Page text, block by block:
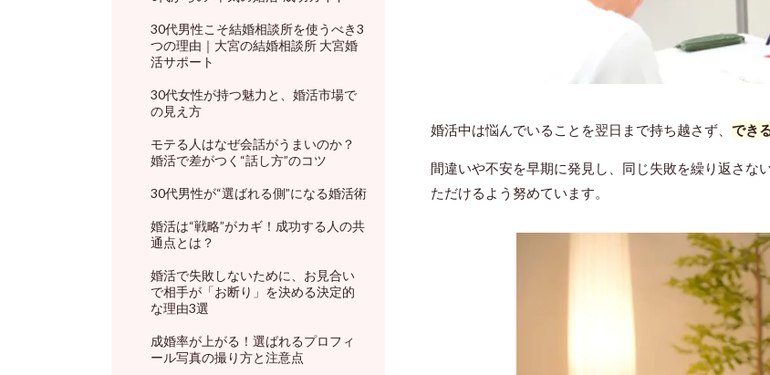
婚活中は悩んでいることを翌日まで持ち越さず、 でき
間違いや不安を早期に発見 し、同じ失敗を繰り返さな
ただけるよう努めています。
30代男性こそ結婚相談所を使うべき3
つの理由｜大宮の結婚相談所 大宮婚
活サポート
30代女性が持つ魅力と、婚活市場で
の見え方
モテる人はなぜ会話がうまいのか？
婚活で差がつく“話し方”のコツ
30代男性が“選ばれる側”になる婚活術
婚活は“戦略”がカギ！成功する人の共
通点とは？
婚活で失敗しないために、お見合い
で相手が「お断り」を決める決定的
な理由3選
成婚率が上がる！選ばれるプロフィ
ール写真の撮り方と注意点